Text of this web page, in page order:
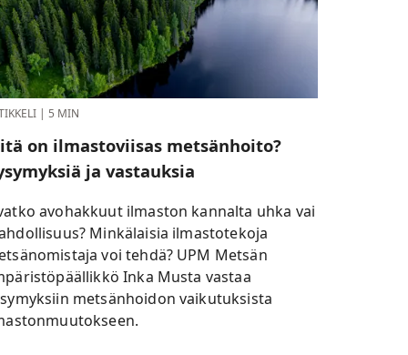
| 5 MIN
on ilmastoviisas metsänhoito?
ja vastauksia
avohakkuut ilmaston kannalta uhka vai
Minkälaisia ilmastotekoja
voi tehdä? UPM Metsän
Inka Musta vastaa
metsänhoidon vaikutuksista